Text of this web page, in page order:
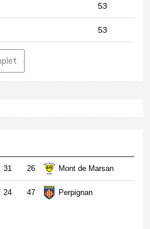
53
53
31 26 Mont de Marsan
24 47 Perpignan